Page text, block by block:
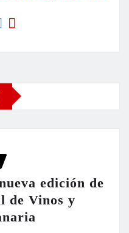
edición de
de Vinos y